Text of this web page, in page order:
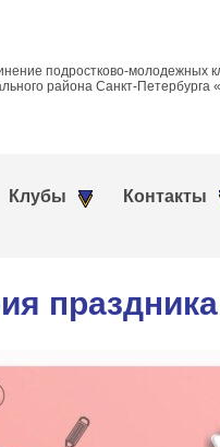
подростково-молодежных
района Санкт-Петербурга
Клубы Контакты
праздника